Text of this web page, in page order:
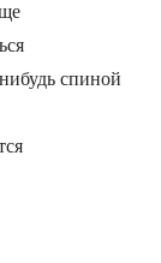
спиной